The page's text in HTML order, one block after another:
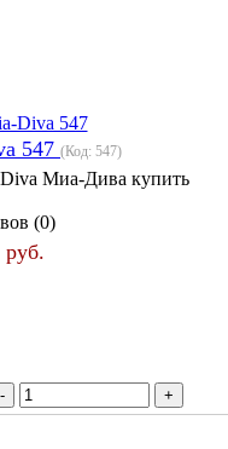
547 (Код: 547)
Миа-Дива купить
(0)
руб.